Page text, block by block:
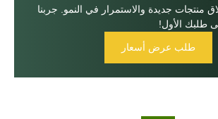
منتجات جديدة والاستمرار في النمو. جربنا
طلب عرض أسعار